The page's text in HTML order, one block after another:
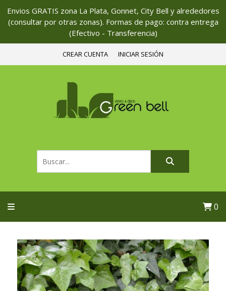
Envios GRATIS zona La Plata, Gonnet, City Bell y alrededores
(consultar por otras zonas). Formas de pago: contra entrega
(Efectivo - Transferencia)
CREAR CUENTA INICIAR SESIÓN
0